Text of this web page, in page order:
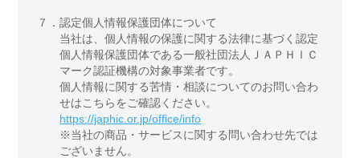
７．認定個人情報保護団体について
当社は、個人情報の保護に関する法律に基づく認定
個人情報保護団体である一般社団法人ＪＡＰＨＩＣ
マーク認証機構の対象事業者です。
個人情報に関する苦情・相談についてのお問い合わ
せはこちらをご確認ください。
https://japhic.or.jp/office/info
※当社の商品・サービスに関する問い合わせ先では
ございません。